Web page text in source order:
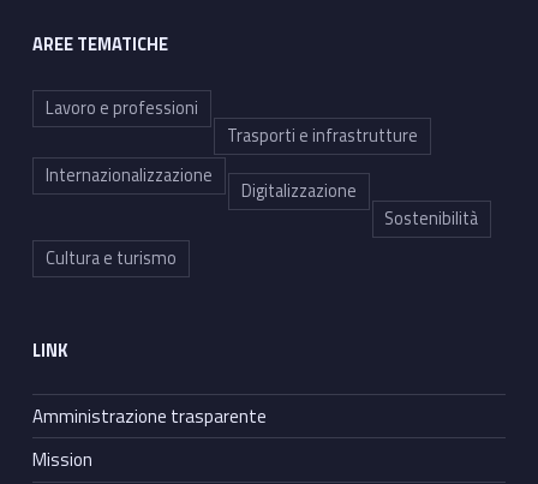
AREE TEMATICHE
Lavoro e professioni
Trasporti e infrastrutture
Internazionalizzazione
Digitalizzazione
Sostenibilità
Cultura e turismo
LINK
Amministrazione trasparente
Mission